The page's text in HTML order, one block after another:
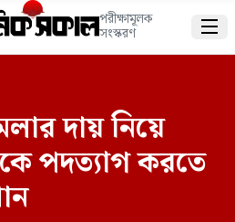
পরীক্ষামূলক
সংস্করণ 
দায় নিয়ে
পদত্যাগ করতে